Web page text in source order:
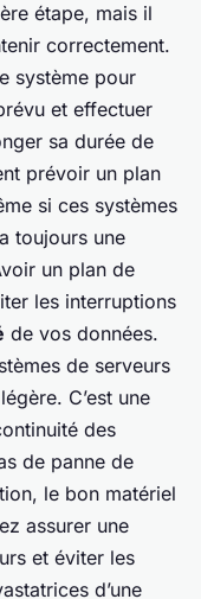
étape, mais il
correctement.
système pour
et effectuer
sa durée de
prévoir un plan
si ces systèmes
toujours une
un plan de
les interruptions
de vos données.
de serveurs
C’est une
des
de panne de
le bon matériel
assurer une
et éviter les
d’une